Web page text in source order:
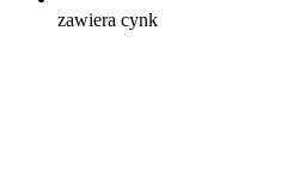
zawiera cynk